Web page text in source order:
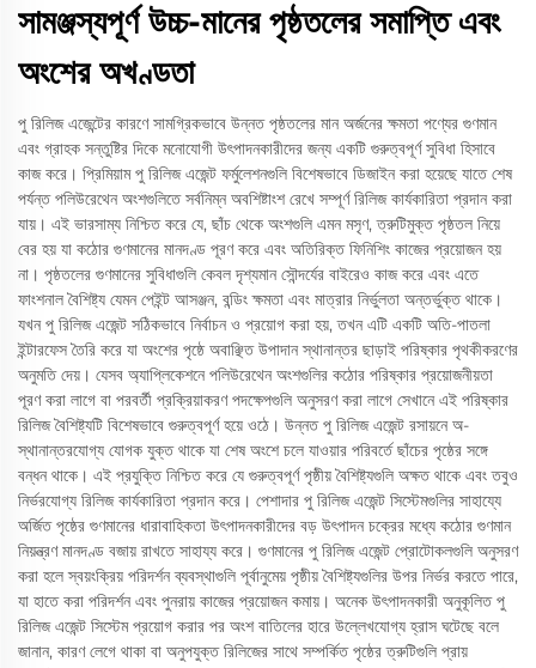
সামঞ্জস্যপূর্ণ উচ্চ-মানের পৃষ্ঠতলের সমাপ্তি এবং
অংশের অখণ্ডতা
পু রিলিজ এজেন্টের কারণে সামগ্রিকভাবে উন্নত পৃষ্ঠতলের মান অর্জনের ক্ষমতা পণ্যের গুণমান
এবং গ্রাহক সন্তুষ্টির দিকে মনোযোগী উৎপাদনকারীদের জন্য একটি গুরুত্বপূর্ণ সুবিধা হিসাবে
কাজ করে। প্রিমিয়াম পু রিলিজ এজেন্ট ফর্মুলেশনগুলি বিশেষভাবে ডিজাইন করা হয়েছে যাতে শেষ
পর্যন্ত পলিউরেথেন অংশগুলিতে সর্বনিম্ন অবশিষ্টাংশ রেখে সম্পূর্ণ রিলিজ কার্যকারিতা প্রদান করা
যায়। এই ভারসাম্য নিশ্চিত করে যে, ছাঁচ থেকে অংশগুলি এমন মসৃণ, ত্রুটিমুক্ত পৃষ্ঠতল নিয়ে
বের হয় যা কঠোর গুণমানের মানদণ্ড পূরণ করে এবং অতিরিক্ত ফিনিশিং কাজের প্রয়োজন হয়
না। পৃষ্ঠতলের গুণমানের সুবিধাগুলি কেবল দৃশ্যমান সৌন্দর্যের বাইরেও কাজ করে এবং এতে
ফাংশনাল বৈশিষ্ট্য যেমন পেইন্ট আসঞ্জন, বন্ডিং ক্ষমতা এবং মাত্রার নির্ভুলতা অন্তর্ভুক্ত থাকে।
যখন পু রিলিজ এজেন্ট সঠিকভাবে নির্বাচন ও প্রয়োগ করা হয়, তখন এটি একটি অতি-পাতলা
ইন্টারফেস তৈরি করে যা অংশের পৃষ্ঠে অবাঞ্ছিত উপাদান স্থানান্তর ছাড়াই পরিষ্কার পৃথকীকরণের
অনুমতি দেয়। যেসব অ্যাপ্লিকেশনে পলিউরেথেন অংশগুলির কঠোর পরিষ্কার প্রয়োজনীয়তা
পূরণ করা লাগে বা পরবর্তী প্রক্রিয়াকরণ পদক্ষেপগুলি অনুসরণ করা লাগে সেখানে এই পরিষ্কার
রিলিজ বৈশিষ্ট্যটি বিশেষভাবে গুরুত্বপূর্ণ হয়ে ওঠে। উন্নত পু রিলিজ এজেন্ট রসায়নে অ-
স্থানান্তরযোগ্য যোগক যুক্ত থাকে যা শেষ অংশে চলে যাওয়ার পরিবর্তে ছাঁচের পৃষ্ঠের সঙ্গে
বন্ধন থাকে। এই প্রযুক্তি নিশ্চিত করে যে গুরুত্বপূর্ণ পৃষ্ঠীয় বৈশিষ্ট্যগুলি অক্ষত থাকে এবং তবুও
নির্ভরযোগ্য রিলিজ কার্যকারিতা প্রদান করে। পেশাদার পু রিলিজ এজেন্ট সিস্টেমগুলির সাহায্যে
অর্জিত পৃষ্ঠের গুণমানের ধারাবাহিকতা উৎপাদনকারীদের বড় উৎপাদন চক্রের মধ্যে কঠোর গুণমান
নিয়ন্ত্রণ মানদণ্ড বজায় রাখতে সাহায্য করে। গুণমানের পু রিলিজ এজেন্ট প্রোটোকলগুলি অনুসরণ
করা হলে স্বয়ংক্রিয় পরিদর্শন ব্যবস্থাগুলি পূর্বানুমেয় পৃষ্ঠীয় বৈশিষ্ট্যগুলির উপর নির্ভর করতে পারে,
যা হাতে করা পরিদর্শন এবং পুনরায় কাজের প্রয়োজন কমায়। অনেক উৎপাদনকারী অনুকূলিত পু
রিলিজ এজেন্ট সিস্টেম প্রয়োগ করার পর অংশ বাতিলের হারে উল্লেখযোগ্য হ্রাস ঘটেছে বলে
জানান, কারণ লেগে থাকা বা অনুপযুক্ত রিলিজের সাথে সম্পর্কিত পৃষ্ঠের ত্রুটিগুলি প্রায়